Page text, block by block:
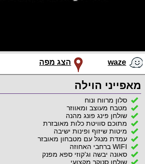
waze הצג מפה
מאפייני הוילה
סלון מרווח ונוח
מטבח מעוצב ומאווזר
שולחן פינג פונג מהנה
מתוכם סוויטת כלות מאובזרת
מיטות שיזוף ופינות ישיבה
עמדת מנגל עם מטבחון מאובזר
WIFI ברחבי האחוזה
סאונה יבשה וג'קוזי ספא מפנק
שולחן סנוקר מקצועי